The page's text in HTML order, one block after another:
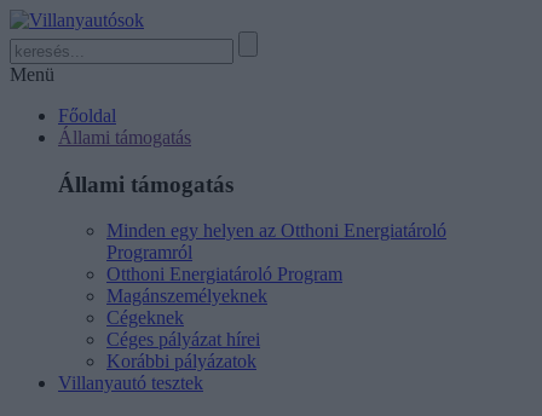
Menü
Főoldal
Állami támogatás
Állami támogatás
Minden egy helyen az Otthoni Energiatároló
Programról
Otthoni Energiatároló Program
Magánszemélyeknek
Cégeknek
Céges pályázat hírei
Korábbi pályázatok
Villanyautó tesztek